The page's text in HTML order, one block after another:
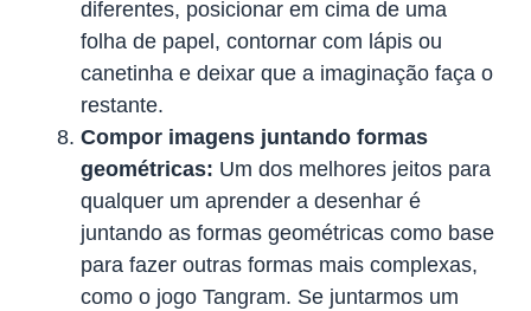
diferentes, posicionar em cima de uma
folha de papel, contornar com lápis ou
canetinha e deixar que a imaginação faça o
restante.
Compor imagens juntando formas
geométricas: Um dos melhores jeitos para
qualquer um aprender a desenhar é
juntando as formas geométricas como base
para fazer outras formas mais complexas,
como o jogo Tangram. Se juntarmos um